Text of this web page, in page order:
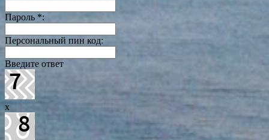
Пароль *:
Персональный пин код:
Введите ответ
x